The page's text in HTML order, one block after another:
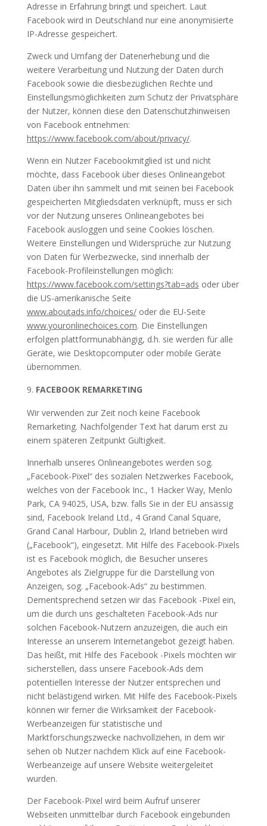
Adresse in Erfahrung bringt und speichert. Laut
Facebook wird in Deutschland nur eine anonymisierte
IP-Adresse gespeichert.
Zweck und Umfang der Datenerhebung und die
weitere Verarbeitung und Nutzung der Daten durch
Facebook sowie die diesbezüglichen Rechte und
Einstellungsmöglichkeiten zum Schutz der Privatsphäre
der Nutzer, können diese den Datenschutzhinweisen
von Facebook entnehmen:
https://www.facebook.com/about/privacy/.
Wenn ein Nutzer Facebookmitglied ist und nicht
möchte, dass Facebook über dieses Onlineangebot
Daten über ihn sammelt und mit seinen bei Facebook
gespeicherten Mitgliedsdaten verknüpft, muss er sich
vor der Nutzung unseres Onlineangebotes bei
Facebook ausloggen und seine Cookies löschen.
Weitere Einstellungen und Widersprüche zur Nutzung
von Daten für Werbezwecke, sind innerhalb der
Facebook-Profileinstellungen möglich:
https://www.facebook.com/settings?tab=ads oder über
die US-amerikanische Seite
www.aboutads.info/choices/oder die EU-Seite
www.youronlinechoices.com. Die Einstellungen
erfolgen plattformunabhängig, d.h. sie werden für alle
Geräte, wie Desktopcomputer oder mobile Geräte
übernommen.
FACEBOOK REMARKETING
Wir verwenden zur Zeit noch keine Facebook
Remarketing. Nachfolgender Text hat darum erst zu
einem späteren Zeitpunkt Gültigkeit.
Innerhalb unseres Onlineangebotes werden sog.
„Facebook-Pixel“ des sozialen Netzwerkes Facebook,
welches von der Facebook Inc., 1 Hacker Way, Menlo
Park, CA 94025, USA, bzw. falls Sie in der EU ansässig
sind, Facebook Ireland Ltd., 4 Grand Canal Square,
Grand Canal Harbour, Dublin 2, Irland betrieben wird
(„Facebook“), eingesetzt. Mit Hilfe des Facebook-Pixels
ist es Facebook möglich, die Besucher unseres
Angebotes als Zielgruppe für die Darstellung von
Anzeigen, sog. „Facebook-Ads“ zu bestimmen.
Dementsprechend setzen wir das Facebook -Pixel ein,
um die durch uns geschalteten Facebook-Ads nur
solchen Facebook-Nutzern anzuzeigen, die auch ein
Interesse an unserem Internetangebot gezeigt haben.
Das heißt, mit Hilfe des Facebook -Pixels möchten wir
sicherstellen, dass unsere Facebook-Ads dem
potentiellen Interesse der Nutzer entsprechen und
nicht belästigend wirken. Mit Hilfe des Facebook-Pixels
können wir ferner die Wirksamkeit der Facebook-
Werbeanzeigen für statistische und
Marktforschungszwecke nachvollziehen, in dem wir
sehen ob Nutzer nachdem Klick auf eine Facebook-
Werbeanzeige auf unsere Website weitergeleitet
wurden.
Der Facebook-Pixel wird beim Aufruf unserer
Webseiten unmittelbar durch Facebook eingebunden